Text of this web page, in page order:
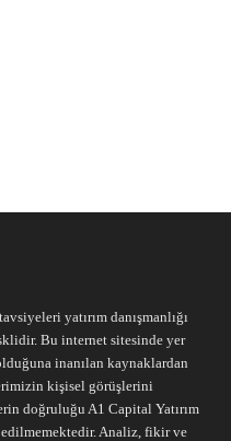
yatırım danışmanlığı
Bu internet sitesinde yer
inanılan kaynaklardan
kişisel görüşlerini
doğruluğu A1 Capital Yatırım
Analiz, fikir ve